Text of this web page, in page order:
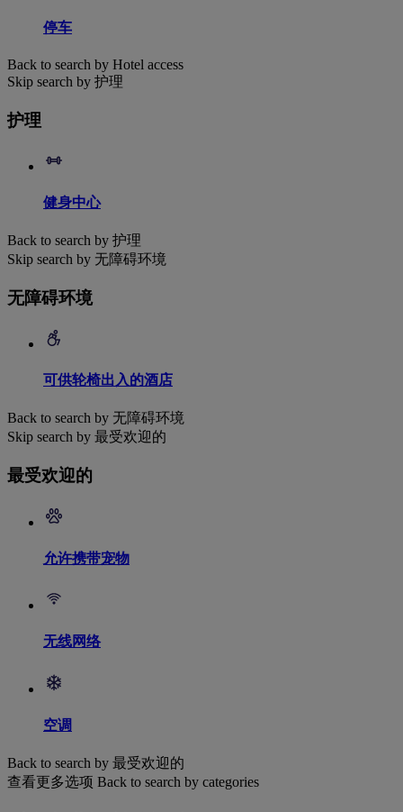
停车
Back to search by Hotel access
Skip search by 护理
护理
健身中心
Back to search by 护理
Skip search by 无障碍环境
无障碍环境
可供轮椅出入的酒店
Back to search by 无障碍环境
Skip search by 最受欢迎的
最受欢迎的
允许携带宠物
无线网络
空调
Back to search by 最受欢迎的
查看更多选项 Back to search by categories